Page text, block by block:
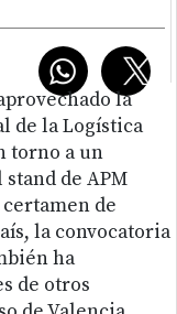
la
de la Logística
torno a un
de APM
de
la convocatoria
ha
de otros